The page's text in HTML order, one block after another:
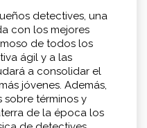
detectives, una
con los mejores
de todos los
ágil y a las
a consolidar el
jóvenes. Además,
sobre términos y
de la época los